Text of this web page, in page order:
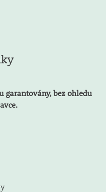
garantovány, bez ohledu